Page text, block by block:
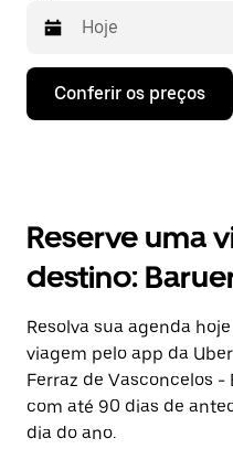
Pressione
seta
o
e
uma
data.
Pressione
a
tecla
“ESC”
para
Conferir os preços
Reserve uma
destino:
Resolva sua agenda
viagem pelo app da
Ferraz de Vasconcelos
com até 90 dias de
dia do ano.